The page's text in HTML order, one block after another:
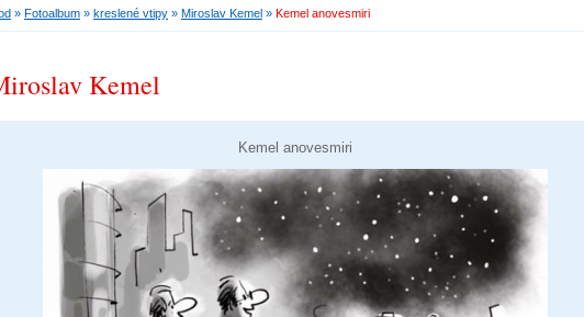
» Fotoalbum » kreslené vtipy » Miroslav Kemel » Kemel anovesmiri
Kemel
Kemel anovesmiri